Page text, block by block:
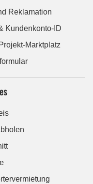
Reklamation
Kundenkonto-ID
Marktplatz